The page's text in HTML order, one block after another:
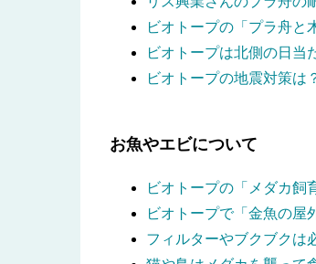
ビオトープの「プラ舟と
ビオトープは北側の日当
ビオトープの地震対策は
お魚やエビについて
ビオトープの「メダカ飼
ビオトープで「金魚の屋
フィルターやブクブクは